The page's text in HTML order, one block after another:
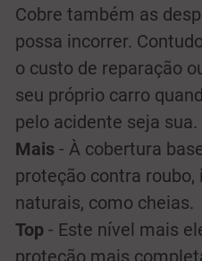
Cobre também as
possa incorrer.
o custo de reparação
seu próprio carro
pelo acidente seja sua.
Mais - À cobertura
proteção contra
naturais, como cheias.
Top - Este nível mais